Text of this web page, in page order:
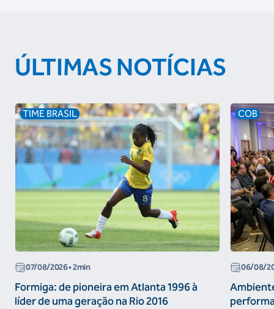
ÚLTIMAS NOTÍCIAS
TIME BRASIL
07/08/2026• 2min
Formiga: de pioneira em Atlanta 1996 à
líder de uma geração na Rio 2016
COB
06/08/